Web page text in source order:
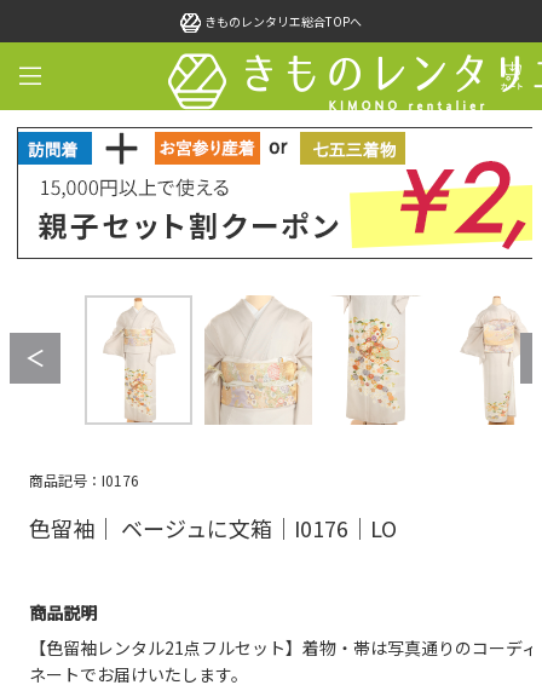
きものレンタリエ総合TOPへ
商品記号：I0176
色留袖｜ ベージュに文箱｜I0176｜LO
商品説明
【色留袖レンタル21点フルセット】着物・帯は写真通りのコーディ
ネートでお届けいたします。